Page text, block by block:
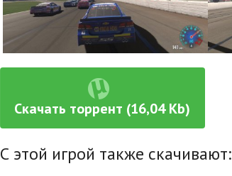
Скачать торрент (16,04 Kb)
С этой игрой также скачивают: